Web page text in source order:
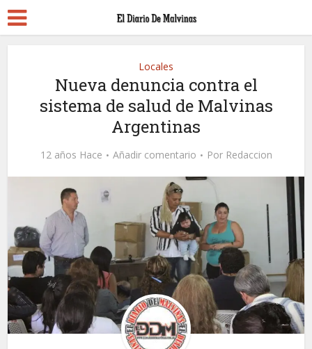
Locales
Nueva denuncia contra el
sistema de salud de Malvinas
Argentinas
12 años Hace Añadir comentario Por Redaccion